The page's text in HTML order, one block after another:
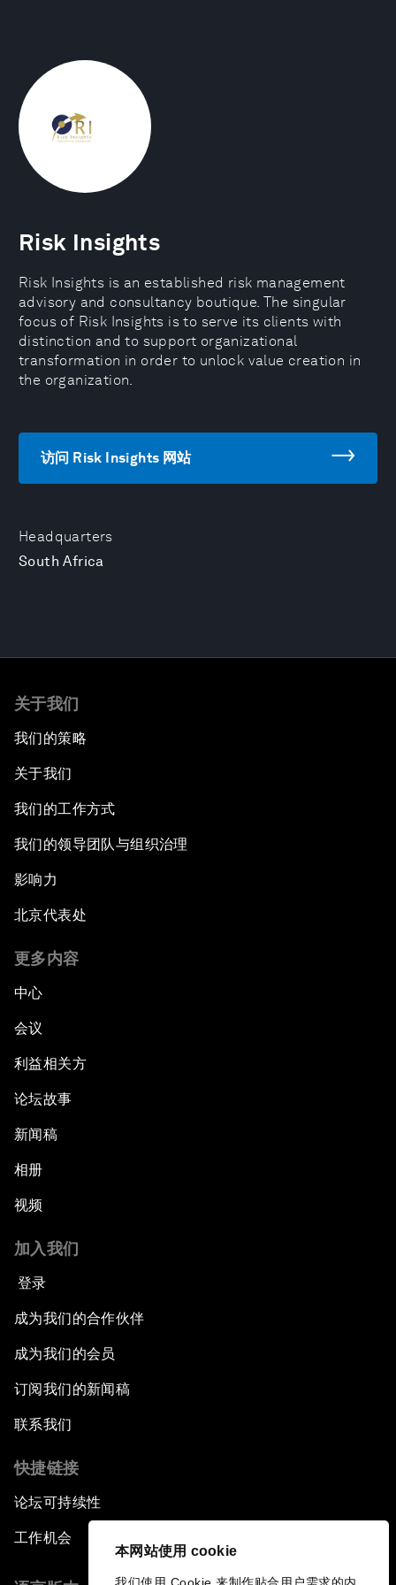
本网站使用 cookie
Headquarters
South Africa
Risk Insights
Risk Insights is an established risk management
advisory and consultancy boutique. The singular
focus of Risk Insights is to serve its clients with
distinction and to support organizational
transformation in order to unlock value creation in
the organization.
访问 Risk Insights 网站
关于我们
我们的策略
关于我们
我们的工作方式
我们的领导团队与组织治理
影响力
北京代表处
更多内容
中心
会议
利益相关方
论坛故事
新闻稿
相册
视频
加入我们
登录
成为我们的合作伙伴
成为我们的会员
订阅我们的新闻稿
联系我们
快捷链接
论坛可持续性
工作机会